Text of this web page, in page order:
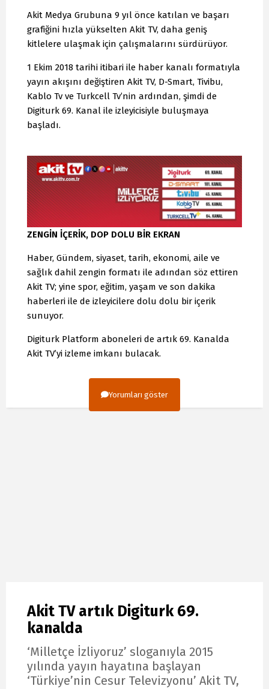
Akit Medya Grubuna 9 yıl önce katılan ve başarı
grafiğini hızla yükselten Akit TV, daha geniş
kitlelere ulaşmak için çalışmalarını sürdürüyor.
1 Ekim 2018 tarihi itibari ile haber kanalı formatıyla
yayın akışını değiştiren Akit TV, D-Smart, Tivibu,
Kablo Tv ve Turkcell Tv’nin ardından, şimdi de
Digiturk 69. Kanal ile izleyicisiyle buluşmaya
başladı.
ZENGİN İÇERİK, DOP DOLU BİR EKRAN
Haber, Gündem, siyaset, tarih, ekonomi, aile ve
sağlık dahil zengin formatı ile adından söz ettiren
Akit TV; yine spor, eğitim, yaşam ve son dakika
haberleri ile de izleyicilere dolu dolu bir içerik
sunuyor.
Digiturk Platform aboneleri de artık 69. Kanalda
Akit TV’yi izleme imkanı bulacak.
Yorumları göster
Akit TV artık Digiturk 69.
kanalda
‘Milletçe İzliyoruz’ sloganıyla 2015
yılında yayın hayatına başlayan
‘Türkiye’nin Cesur Televizyonu’ Akit TV,